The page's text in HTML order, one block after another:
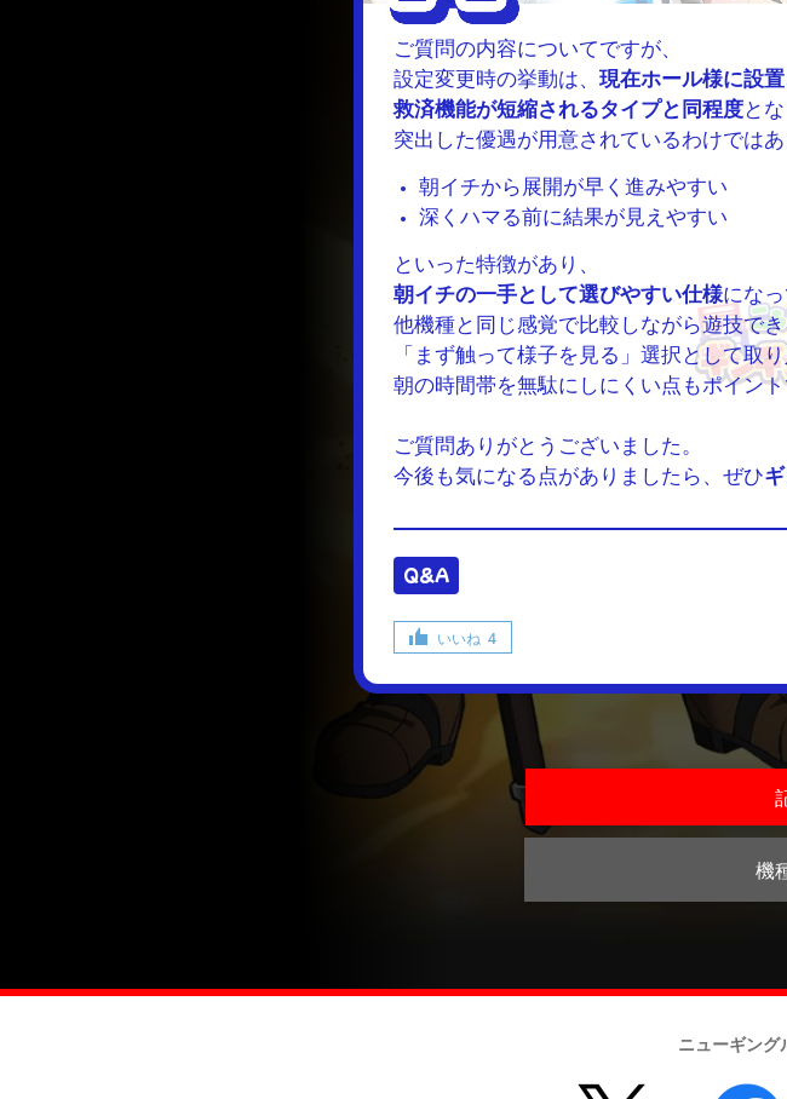
ご質問の内容についてですが、
設定変更時の挙動は、 現在ホール様に設
救済機能が短縮されるタイプと同程度と
突出した優遇が用意されているわけではあ
朝イチから展開が早く進みやすい
深くハマる前に結果が見えやすい
といった特徴があり、
朝イチの一手として選びやすい仕様になっ
他機種と同じ感覚で比較しながら遊技で
「まず触って様子を見る」選択として取
朝の時間帯を無駄にしにくい点もポイン
ご質問ありがとうございました。
今後も気になる点がありましたら、ぜひ
Q&A
いいね 4
機
ニューギング